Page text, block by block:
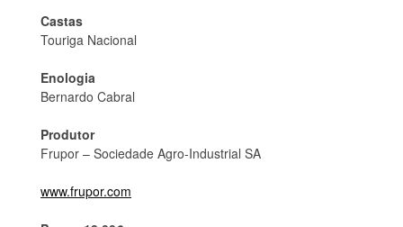
Castas
Touriga Nacional
Enologia
Bernardo Cabral
Produtor
Frupor – Sociedade Agro-Industrial SA
www.frupor.com